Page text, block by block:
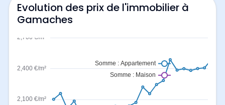
Evolution des prix de l'immobilier à
Gamaches